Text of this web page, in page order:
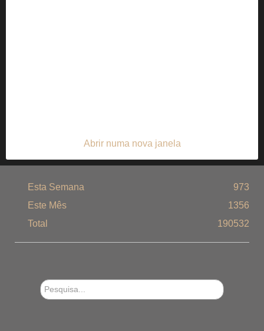
Abrir numa nova janela
Esta Semana
973
Este Mês
1356
Total
190532
Pesquisa...